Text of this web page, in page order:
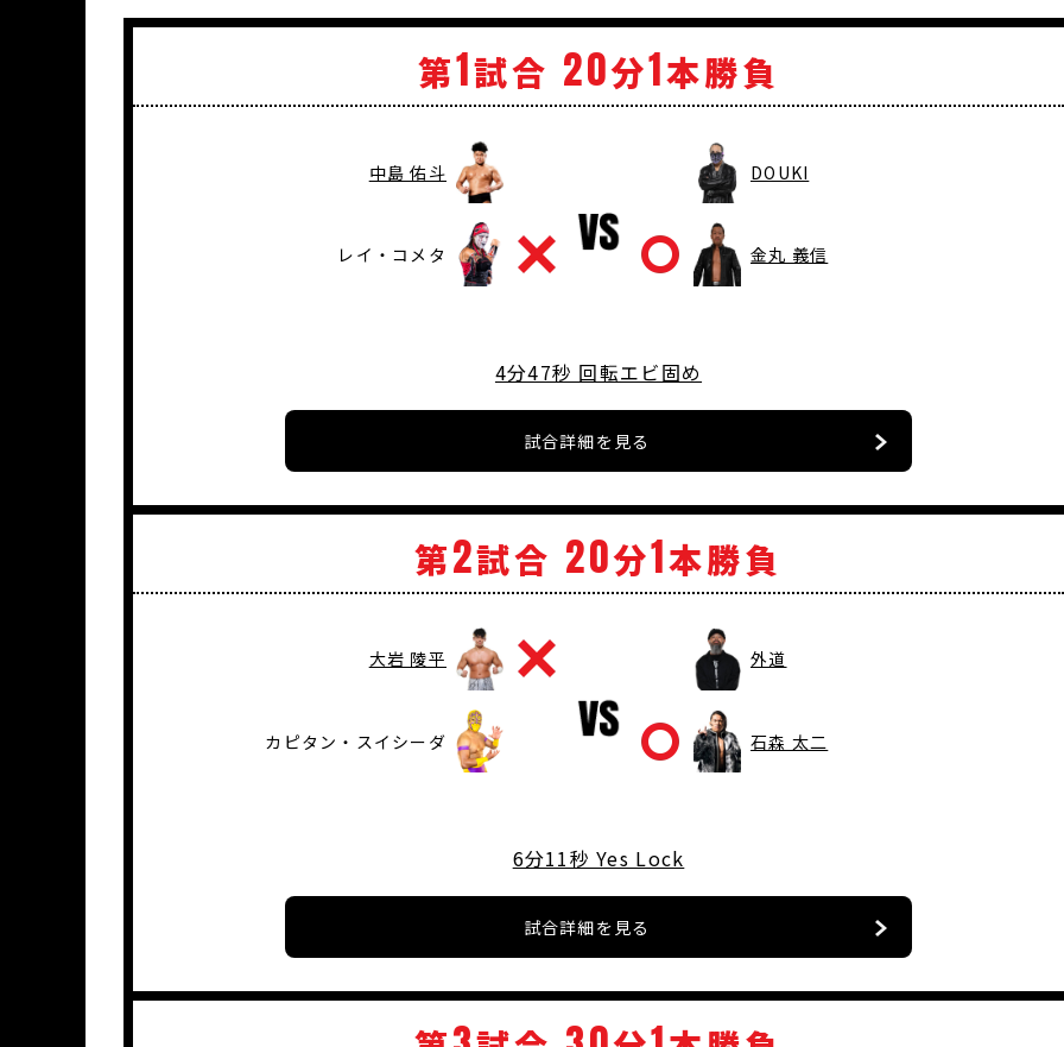
第1試合 20分1本勝負
中島 佑斗
レイ・コメタ
DOUKI
金丸 義信
4分47秒 回転エビ固め
試合詳細を見る
第2試合 20分1本勝負
大岩 陵平
カピタン・スイシーダ
外道
石森 太二
6分11秒 Yes Lock
試合詳細を見る